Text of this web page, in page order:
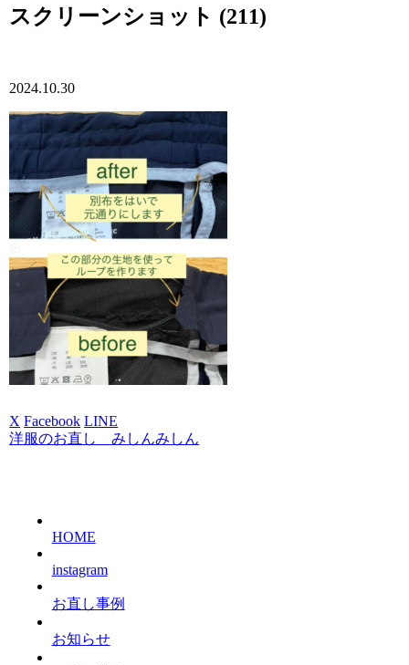
スクリーンショット (211)
2024.10.30
X Facebook LINE
洋服のお直し みしんみしん
HOME
instagram
お直し事例
お知らせ